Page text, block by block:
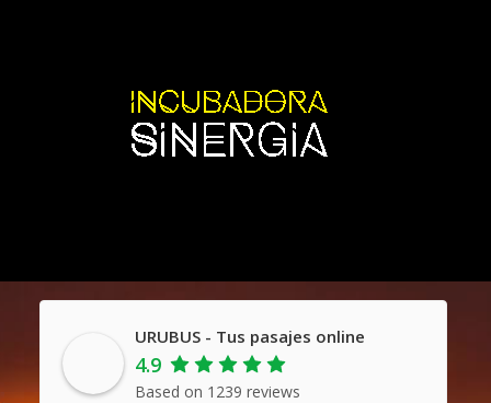
URUBUS - Tus pasajes online
4.9
Based on 1239 reviews